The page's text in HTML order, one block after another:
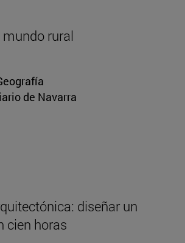
rural
de Navarra
diseñar un
cien horas